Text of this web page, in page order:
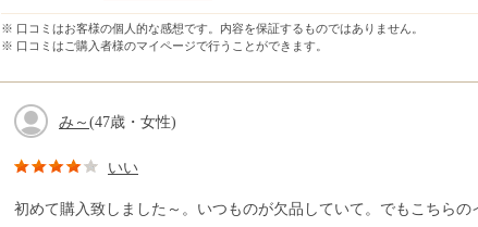
※ 口コミはお客様の個人的な感想です。内容を保証するものではありません。
※ 口コミはご購入者様のマイページで行うことができます。
み～ (47歳・女性)
いい
初めて購入致しました～。いつものが欠品していて。でもこちら